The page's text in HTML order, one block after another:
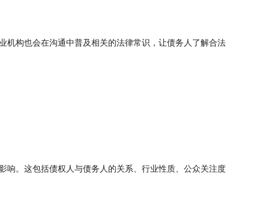
构也会在沟通中普及相关的法律常识，让债务人了解合法
。这包括债权人与债务人的关系、行业性质、公众关注度